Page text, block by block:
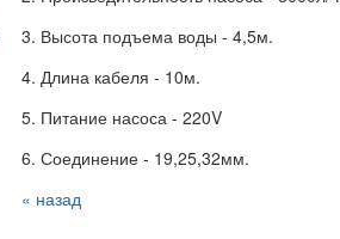
3. Высота подъема воды - 4,5м.
4. Длина кабеля - 10м.
5. Питание насоса - 220V
6. Соединение - 19,25,32мм.
« назад